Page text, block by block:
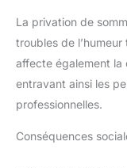
La privation de
troubles de l’humeur
affecte également la
entravant ainsi les
professionnelles.
Conséquences